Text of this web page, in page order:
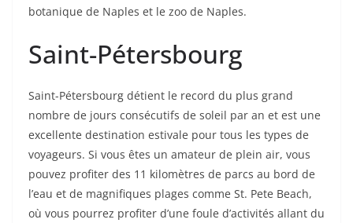
botanique de Naples et le zoo de Naples.
Saint-Pétersbourg
Saint-Pétersbourg détient le record du plus grand
nombre de jours consécutifs de soleil par an et est une
excellente destination estivale pour tous les types de
voyageurs. Si vous êtes un amateur de plein air, vous
pouvez profiter des 11 kilomètres de parcs au bord de
l’eau et de magnifiques plages comme St. Pete Beach,
où vous pourrez profiter d’une foule d’activités allant du